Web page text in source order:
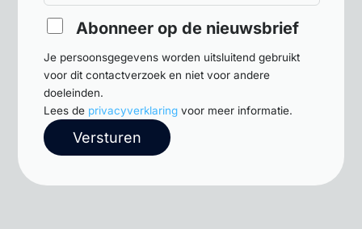
Abonneer op de nieuwsbrief
Je persoonsgegevens worden uitsluitend gebruikt
voor dit contactverzoek en niet voor andere
doeleinden.
Lees de privacyverklaring voor meer informatie.
Versturen